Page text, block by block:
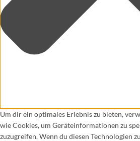
Um dir ein optimales Erlebnis zu bieten,
wie Cookies, um Geräteinformationen zu
zuzugreifen. Wenn du diesen Technologien